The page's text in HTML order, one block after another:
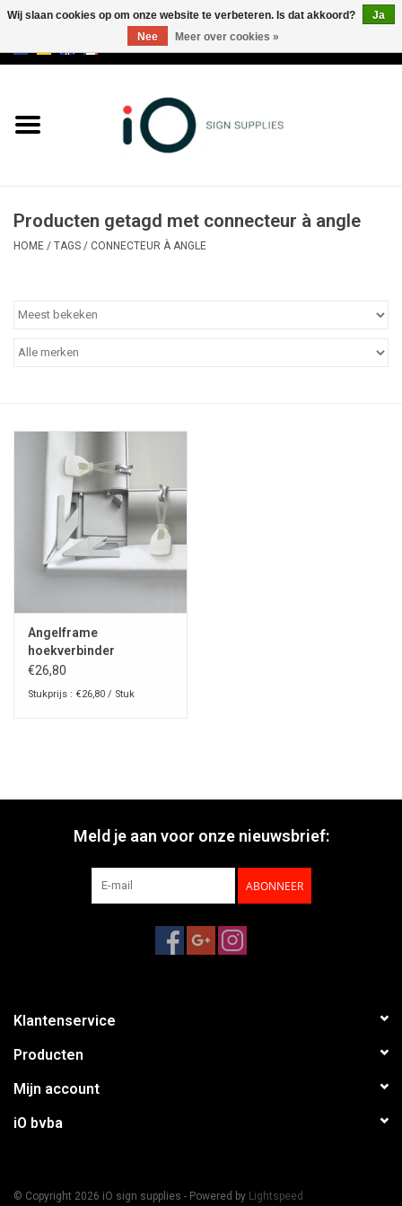
Merken
Producten getagd met connecteur à angle
HOME / TAGS / CONNECTEUR À ANGLE
Angelframe
hoekverbinder
€26,80
Stukprijs : €26,80 / Stuk
Meld je aan voor onze nieuwsbrief:
ABONNEER
Klantenservice
Producten
Mijn account
iO bvba
© Copyright 2026 iO sign supplies - Powered by Lightspeed
Wij slaan cookies op om onze website te verbeteren. Is dat akkoord?
Ja
Nee
Meer over cookies »